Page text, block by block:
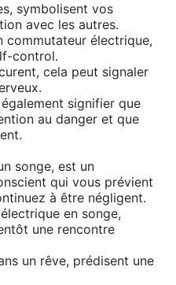
symbolisent vos
avec les autres.
commutateur électrique,
control.
cela peut signaler
signifier que
au danger et que
songe, est un
qui vous prévient
à être négligent.
en songe,
une rencontre
un rêve, prédisent une